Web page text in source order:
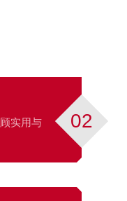
02
实用与